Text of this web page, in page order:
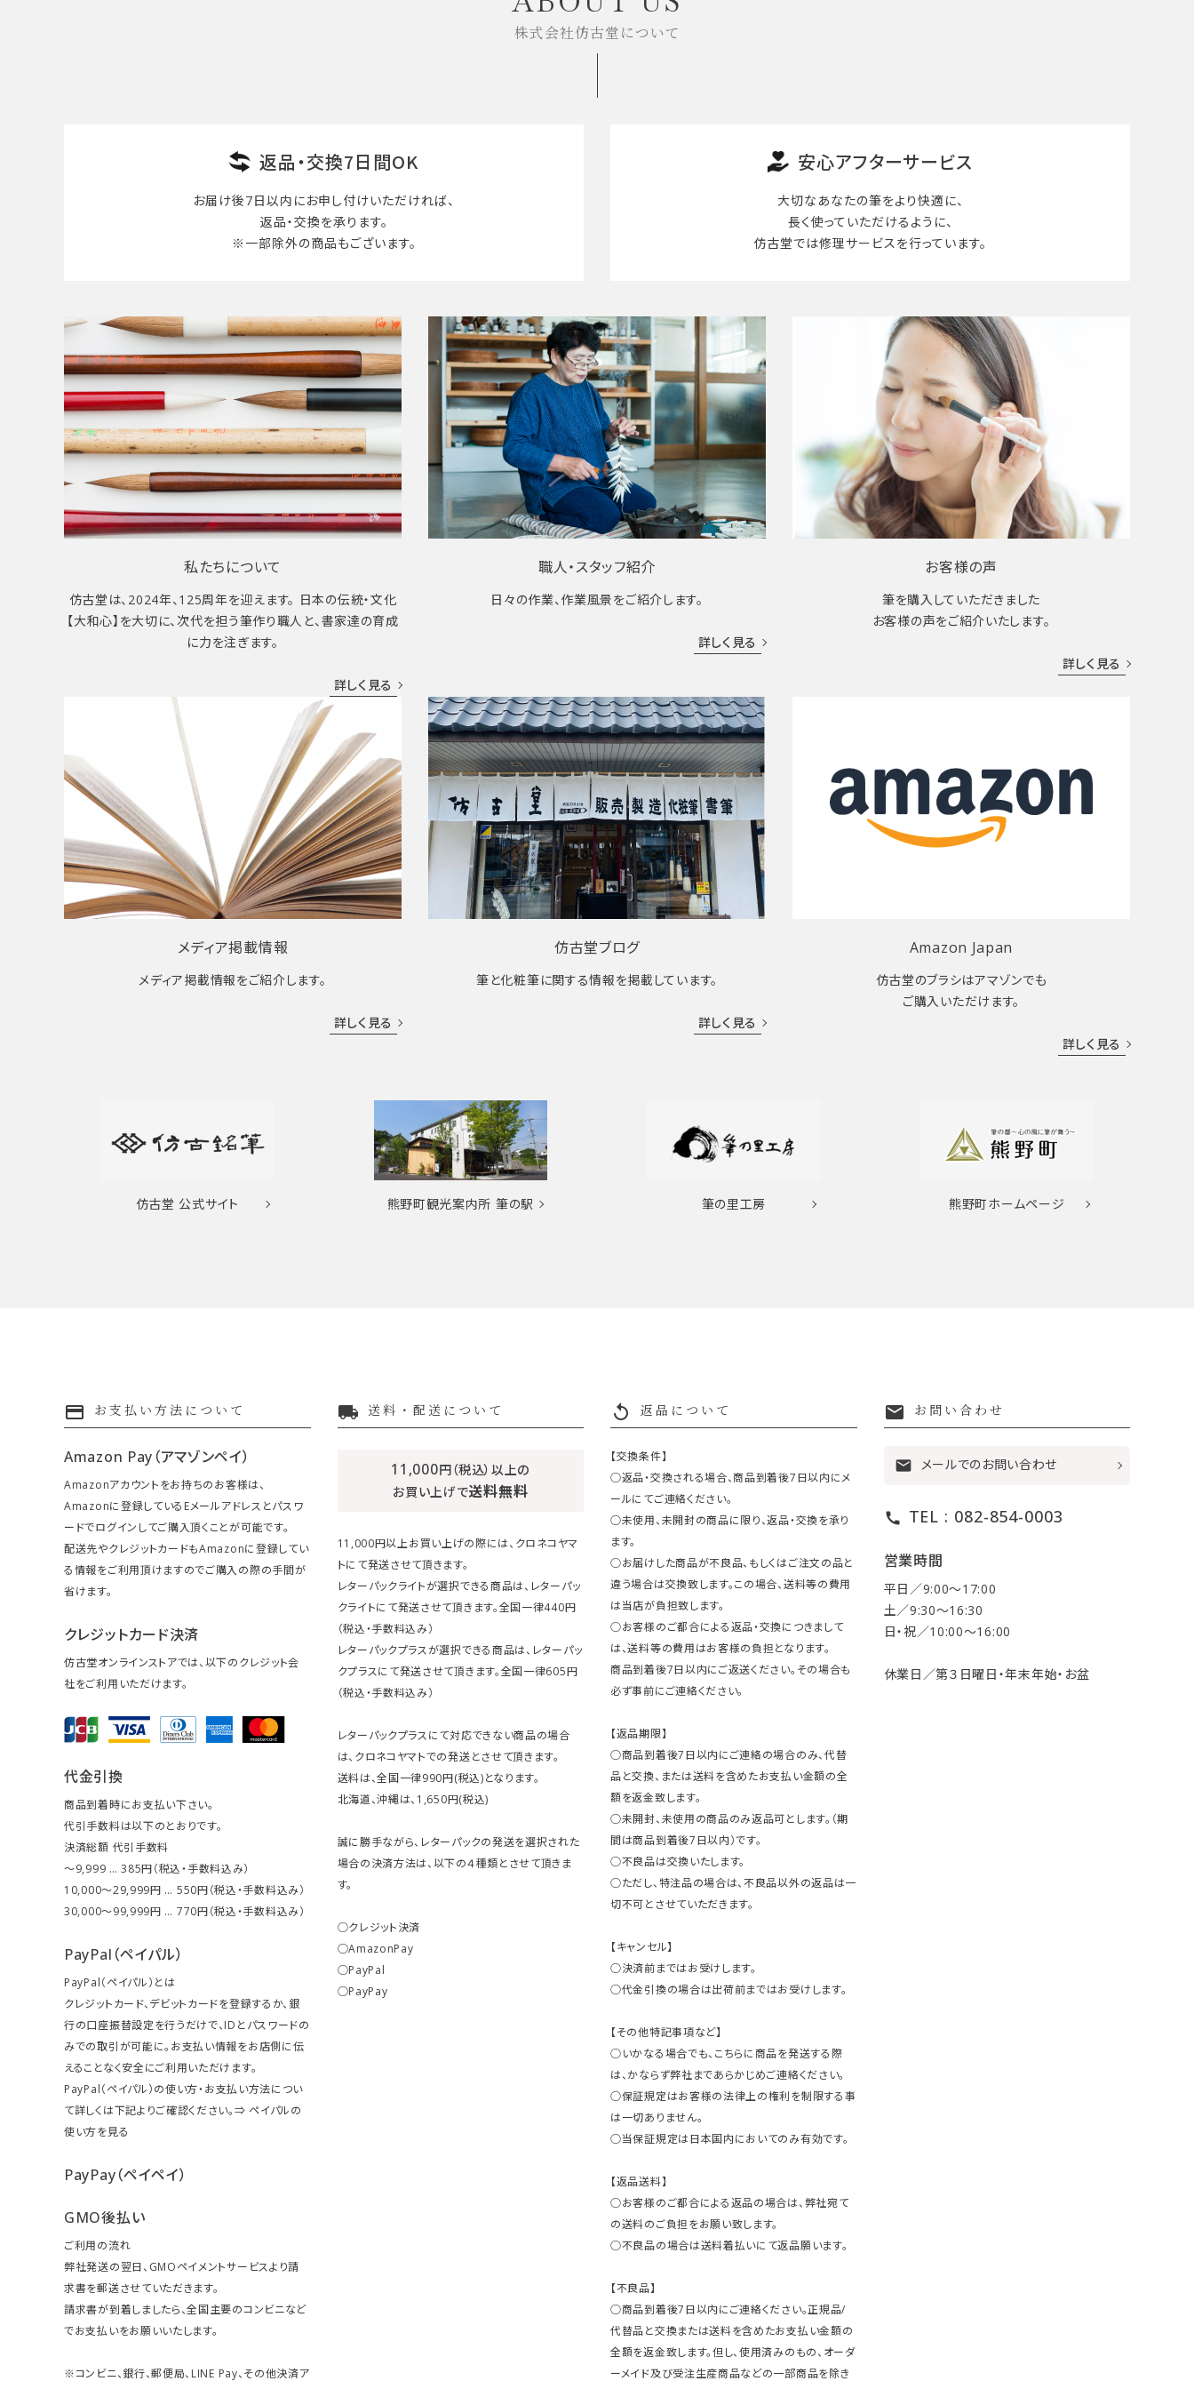
株式会社仿古堂について
返品・交換7日間OK
お届け後7日以内にお申し付けいただければ、
返品・交換を承ります。
※一部除外の商品もございます。
安心アフターサービス
大切なあなたの筆をより快適に、
長く使って いただけるように、
仿古堂では修理サービスを行っています。
私たちについて
仿古堂は、2024年、125周年を迎えます。 日本の伝統・文化
【大和心】を大切に、次代を担う筆作り職人と、書家達の育成
に力を注ぎます。
詳しく見る
職人・スタッフ紹介
日々の作業、作業風景をご紹介します。
詳しく見る
お客様の声
筆を購入していただきました
お客様の声をご紹介いたします。
詳しく見る
メディア掲載情報
メディア掲載情報をご紹介します。
詳しく見る
仿古堂ブログ
筆と化粧筆に関する情報を掲載しています。
詳しく見る
Amazon Japan
仿古堂のブラシはアマゾンでも
ご購入いただけます。
詳しく見る
仿古堂 公式サイト 熊野町観光案内所 筆の駅 筆の里工房 熊野町ホームページ
payment お支払い方法について
Amazon Pay（アマゾンペイ）
Amazonアカウントをお持ちのお客様は、
Amazonに登録しているEメールアドレスとパスワ
ードでログインしてご購入頂くことが可能です。
配送先やクレジットカードもAmazonに登録してい
る情報をご利用頂けますのでご購入の際の手間が
省けます。
クレジットカード決済
仿古堂オンラインストアでは、以下のクレジット会
社をご利用いただけます。
代金引換
商品到着時にお支払い下さい。
代引手数料は以下のとおりです。
決済総額 代引手数料
～9,999 … 385円（税込・手数料込み）
10,000～29,999円 … 550円（税込・手数料込み）
30,000～99,999円 … 770円（税込・手数料込み）
PayPal（ペイパル）
PayPal（ペイパル）とは
クレジットカード、デビットカードを登録するか、銀
行の口座振替設定を行うだけで、IDとパスワードの
みでの取引が可能に。お支払い情報をお店側に伝
えることなく安全にご利用いただけます。
PayPal（ペイパル）の使い方・お支払い方法につい
て詳しくは下記よりご確認ください。⇒ ペイパルの
使い方を見る
PayPay（ペイペイ）
GMO後払い
ご利用の流れ
弊社発送の翌日、GMOペイメントサービスより請
求書を郵送させていただきます。
請求書が到着しましたら、全国主要のコンビニなど
でお支払いをお願いいたします。
※コンビニ、銀行、郵便局、LINE Pay、その他決済ア
local_shipping 送料・配送について
11,000円（税込）以上の
お買い上げで送料無料
11,000円以上お買い上げの際には、クロネコヤマ
トにて発送させて頂きます。
レターパックライトが選択できる商品は、レターパッ
クライトにて発送させて頂きます。全国一律440円
（税込・手数料込み）
レターパックプラスが選択できる商品は、レターパッ
クプラスにて発送させて頂きます。全国一律605円
（税込・手数料込み）
レターパックプラスにて対応できない商品の場合
は、クロネコヤマトでの発送とさせて頂きます。
送料は、全国一律990円(税込)となります。
北海道、沖縄は、1,650円(税込)
誠に勝手ながら、レターパックの発送を選択された
場合の決済方法は、以下の４種類とさせて頂きま
す。
○クレジット決済
○AmazonPay
○PayPal
○PayPay
replay 返品について
【交換条件】
○返品・交換される場合、商品到着後7日以内にメ
ールにてご連絡ください。
○未使用、未開封の商品に限り、返品・交換を承り
ます。
○お届けした商品が不良品、もしくはご注文の品と
違う場合は交換致します。この場合、送料等の費用
は当店が負担致します。
○お客様のご都合による返品・交換につきまして
は、送料等の費用はお客様の負担となります。
商品到着後7日以内にご返送ください。その場合も
必ず事前にご連絡ください。
【返品期限】
○商品到着後7日以内にご連絡の場合のみ、代替
品と交換、または送料を含めたお支払い金額の全
額を返金致します。
○未開封、未使用の商品のみ返品可とします。（期
間は商品到着後7日以内）です。
○不良品は交換いたします。
○ただし、特注品の場合は、不良品以外の返品は一
切不可とさせていただきます。
【キャンセル】
○決済前まではお受けします。
○代金引換の場合は出荷前まではお受けします。
【その他特記事項など】
○いかなる場合でも、こちらに商品を発送する際
は、かならず弊社まであらかじめご連絡ください。
○保証規定はお客様の法律上の権利を制限する事
は一切ありません。
○当保証規定は日本国内においてのみ有効です。
【返品送料】
○お客様のご都合による返品の場合は、弊社宛て
の送料のご負担をお願い致します。
○不良品の場合は送料着払いにて返品願います。
【不良品】
○商品到着後7日以内にご連絡ください。正規品/
代替品と交換または送料を含めたお支払い金額の
全額を返金致します。但し、使用済みのもの、オーダ
ーメイド及び受注生産商品などの一部商品を除き
mail お問い合わせ
mail メールでのお問い合わせ
call TEL : 082-854-0003
営業時間
平日／9:00〜17:00
土／9:30〜16:30
日・祝／10:00〜16:00
休業日／第３日曜日・年末年始・お盆